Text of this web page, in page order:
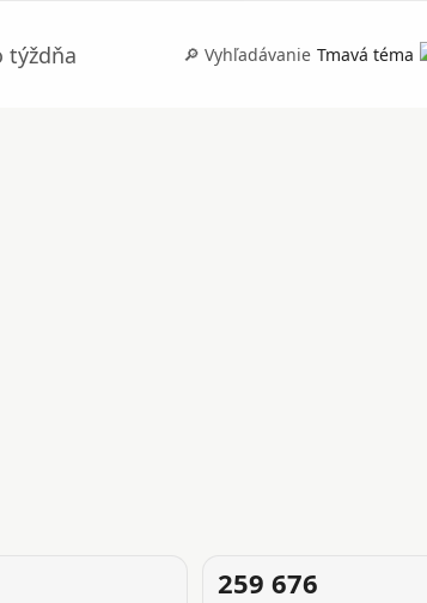
týždňa 🔎 Vyhľadávanie Tmavá téma
259 676